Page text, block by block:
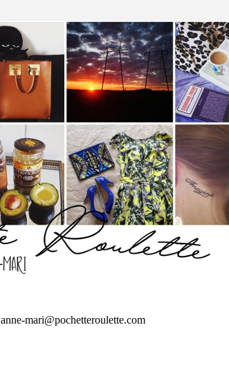
anne-mari@pochetteroulette.com